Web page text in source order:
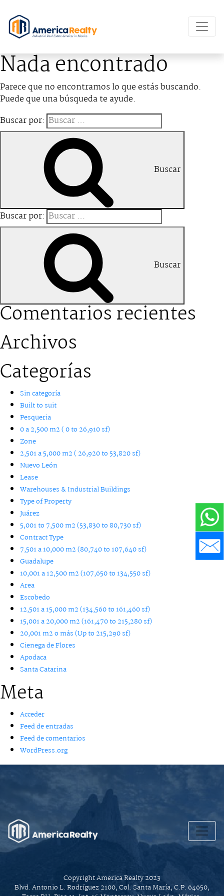
Nada encontrado
Parece que no encontramos lo que estás buscando.
Puede que una búsqueda te ayude.
Buscar por:
Buscar
Buscar por:
Buscar
Comentarios recientes
Archivos
Categorías
Sin categoría
Built to suit
Pesqueria
0 a 2,500 m2 ( 0 to 26,910 sf)
Zone
2,501 a 5,000 m2 ( 26,920 to 53,820 sf)
Nuevo León
Lease
Warehouses & Industrial Buildings
Type of Property
Juárez
5,001 to 7,500 m2 (53,830 to 80,730 sf)
Contract Type
7,501 a 10,000 m2 (80,740 to 107,640 sf)
Guadalupe
10,001 a 12,500 m2 (107,650 to 134,550 sf)
Area
Escobedo
12,501 a 15,000 m2 (134,560 to 161,460 sf)
15,001 a 20,000 m2 (161,470 to 215,280 sf)
20,001 m2 o más (Up to 215,290 sf)
Cienega de Flores
Apodaca
Santa Catarina
Meta
Acceder
Feed de entradas
Feed de comentarios
WordPress.org
Copyright America Realty 2023
Blvd. Antonio L. Rodríguez 2100, Col. Santa María, C.P. 64650,